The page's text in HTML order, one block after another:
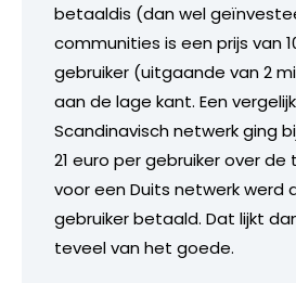
betaaldis (dan wel
communities is een prijs van
gebruiker (uitgaande van 2
aan de lage kant. Een
Scandinavisch netwerk ging
21 euro per gebruiker over
voor een Duits netwerk werd
gebruiker betaald. Dat lijkt
teveel van het goede.